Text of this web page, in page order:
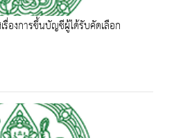
องการขึ้นบัญชีผู้ได้รับคัดเลือก